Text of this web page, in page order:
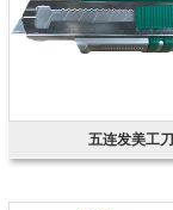
五连发美工刀